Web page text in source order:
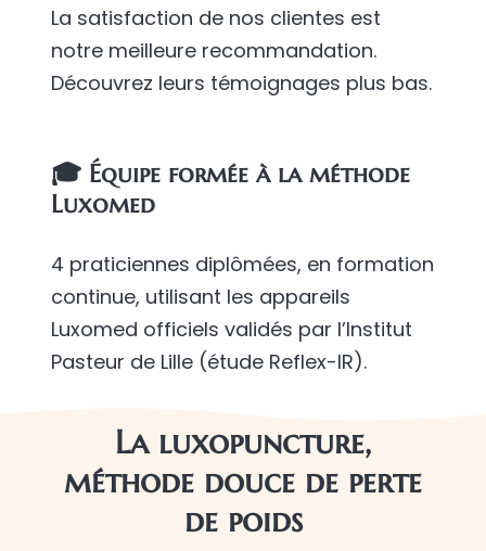
La satisfaction de nos clientes est
notre meilleure recommandation.
Découvrez leurs témoignages plus bas.
🎓 Équipe formée à la méthode
Luxomed
4 praticiennes diplômées, en formation
continue, utilisant les appareils
Luxomed officiels validés par l’Institut
Pasteur de Lille (étude Reflex-IR).
La luxopuncture,
méthode douce de perte
de poids